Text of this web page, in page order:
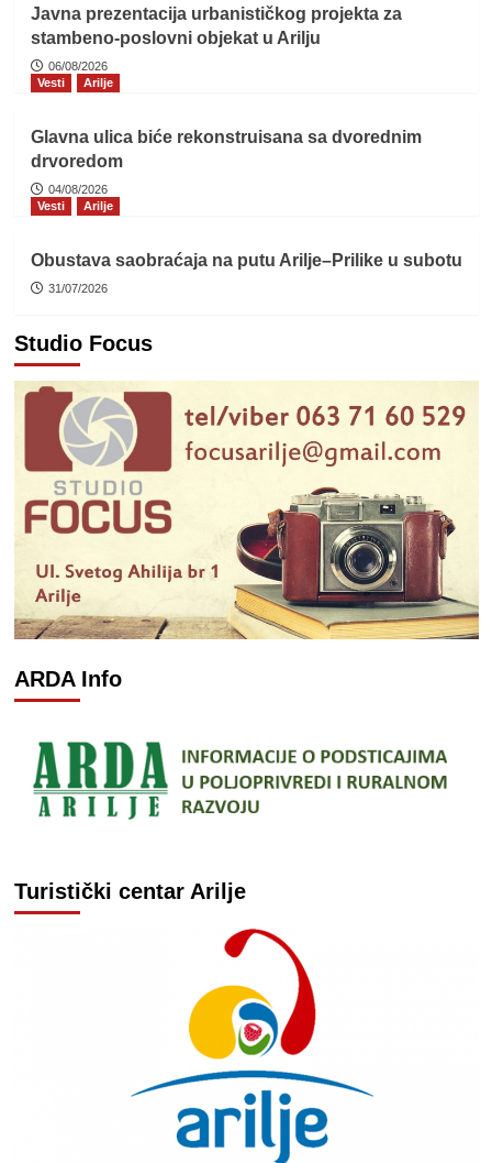
Javna prezentacija urbanističkog projekta za
stambeno-poslovni objekat u Arilju
06/08/2026
Vesti
Arilje
Glavna ulica biće rekonstruisana sa dvorednim
drvoredom
04/08/2026
Vesti
Arilje
Obustava saobraćaja na putu Arilje–Prilike u subotu
31/07/2026
Studio Focus
ARDA Info
Turistički centar Arilje